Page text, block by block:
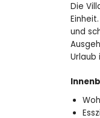
Die
und
Urlaub